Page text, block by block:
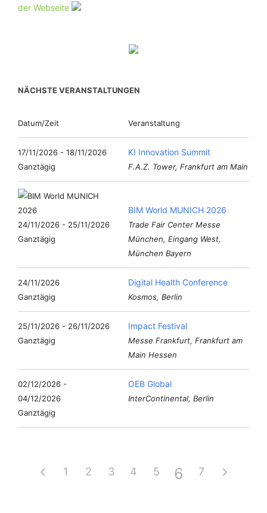
der Webseite
NÄCHSTE VERANSTALTUNGEN
Datum/Zeit Veranstaltung
17/11/2026 - 18/11/2026
Ganztägig
KI Innovation Summit
F.A.Z. Tower, Frankfurt am Main
24/11/2026 - 25/11/2026
Ganztägig
BIM World MUNICH 2026
Trade Fair Center Messe
München, Eingang West,
München Bayern
24/11/2026
Ganztägig
Digital Health Conference
Kosmos, Berlin
25/11/2026 - 26/11/2026
Ganztägig
Impact Festival
Messe Frankfurt, Frankfurt am
Main Hessen
02/12/2026 -
04/12/2026
Ganztägig
OEB Global
InterContinental, Berlin
1 2 3 4 5 6 7